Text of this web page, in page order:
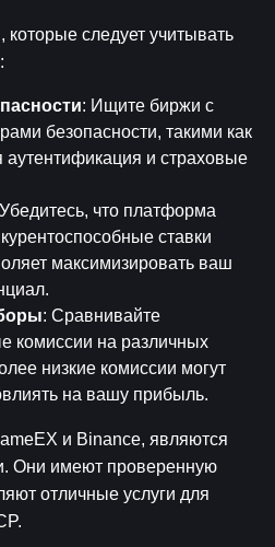
следует учитывать
: Ищите биржи с
безопасности, такими как
аутентификация и страховые
что платформа
ставки
максимизировать ваш
: Сравнивайте
комиссии на различных
низкие комиссии могут
на вашу прибыль.
и Binance, являются
Они имеют проверенную
отличные услуги для